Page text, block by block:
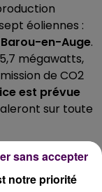
éoliennes :
en-Auge.
mégawatts,
de CO2
est prévue
sur toute
AVEC
notre priorité
sans accepter